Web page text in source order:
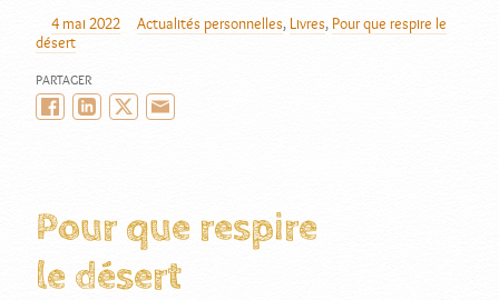
AUTEUR
PUBLIÉ
LE
4 mai 2022 CATÉGORIES
Actualités personnelles, Livres, Pour que respire le
désert
PARTAGER
FacebookLinkedInTwitter/X
Pour que respire
le désert